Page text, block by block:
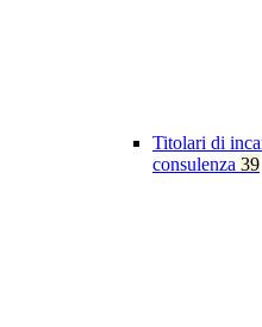
Titolari di
consulenza 39